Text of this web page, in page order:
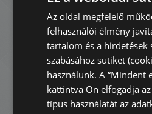
szeli át a folyót: a
híd, a Lánchíd és a Margit
A zöld területeken a
számára a Szabadság tér,
Olimpia park, a Kossuth
biztosíthat teret. A
bevásárlóközpont a
Az oldal megfelelő
felhasználói élmény
tartalom és a hirdetések
szabásához sütiket
használunk. A “Mindent
kattintva Ön elfogadja
típus használatát az